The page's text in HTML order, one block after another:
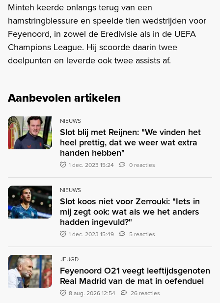
Minteh keerde onlangs terug van een
hamstringblessure en speelde tien wedstrijden voor
Feyenoord, in zowel de Eredivisie als in de UEFA
Champions League. Hij scoorde daarin twee
doelpunten en leverde ook twee assists af.
Aanbevolen artikelen
NIEUWS
Slot blij met Reijnen: "We vinden het
heel prettig, dat we weer wat extra
handen hebben"
1 dec. 2023 15:24 0 reacties
NIEUWS
Slot koos niet voor Zerrouki: "Iets in
mij zegt ook: wat als we het anders
hadden ingevuld?"
1 dec. 2023 15:49 5 reacties
JEUGD
Feyenoord O21 veegt leeftijdsgenoten
Real Madrid van de mat in oefenduel
8 aug. 2026 12:54 26 reacties